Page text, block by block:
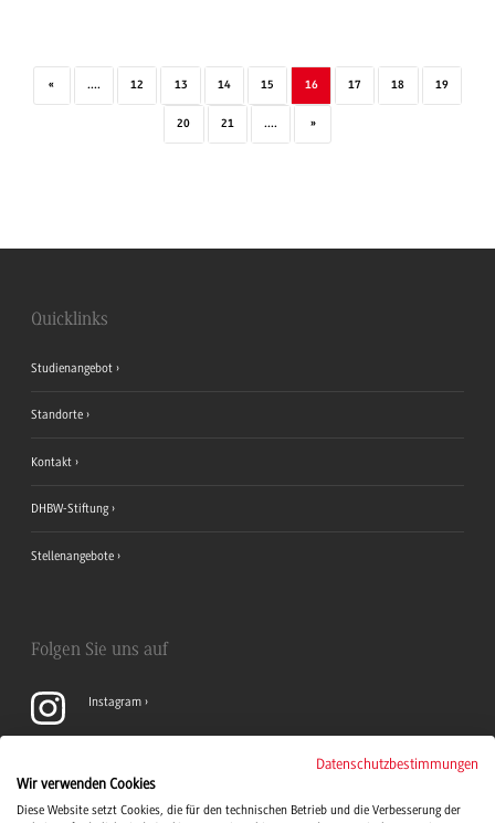
« .... 12 13 14 15 16 17 18 19
20 21 .... »
Quicklinks
Studienangebot
Standorte
Kontakt
DHBW-Stiftung
Stellenangebote
Folgen Sie uns auf
Instagram
Datenschutzbestimmungen
Wir verwenden Cookies
Diese Website setzt Cookies, die für den technischen Betrieb und die Verbesserung der